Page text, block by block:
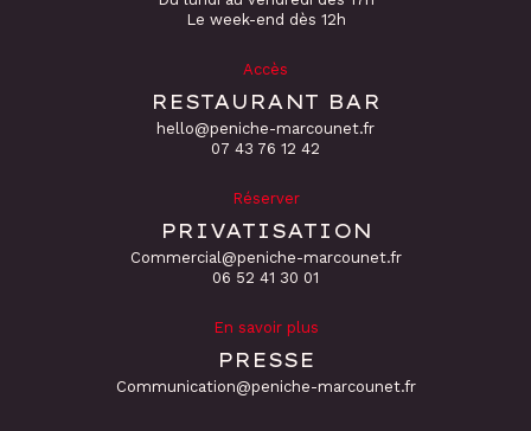
Le week-end dès 12h
Accès
RESTAURANT BAR
hello@peniche-marcounet.fr
‭07 43 76 12 42
Réserver
PRIVATISATION
Commercial@peniche-marcounet.fr
06 52 41 30 01
En savoir plus
PRESSE
Communication@peniche-marcounet.fr